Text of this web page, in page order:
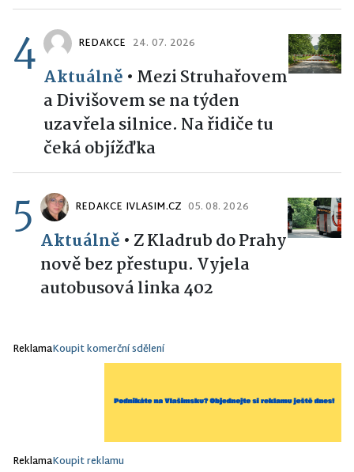
4 REDAKCE 24. 07. 2026
Aktuálně • Mezi Struhařovem
a Divišovem se na týden
uzavřela silnice. Na řidiče tu
čeká objížďka
5 REDAKCE IVLASIM.CZ 05. 08. 2026
Aktuálně • Z Kladrub do Prahy
nově bez přestupu. Vyjela
autobusová linka 402
ReklamaKoupit komerční sdělení
ReklamaKoupit reklamu